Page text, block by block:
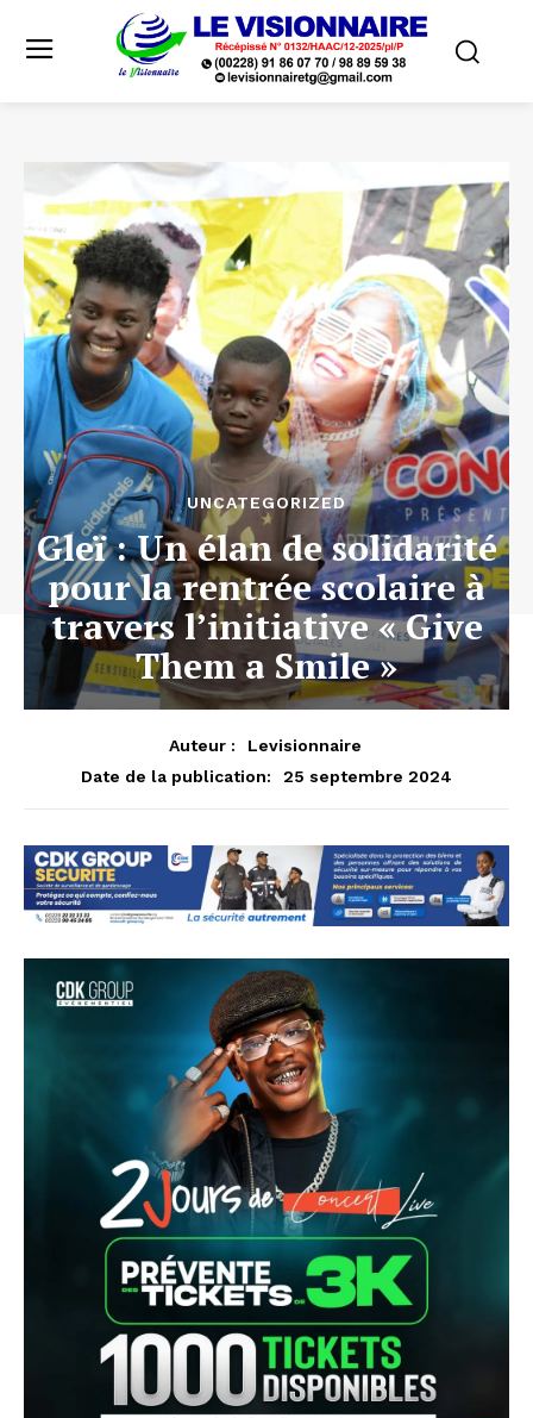
UNCATEGORIZED
Gleï : Un élan de solidarité
pour la rentrée scolaire à
travers l’initiative « Give
Them a Smile »
Auteur :
Levisionnaire
Date de la publication:
25 septembre 2024